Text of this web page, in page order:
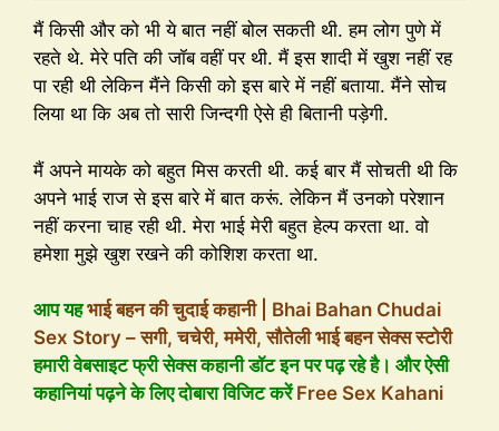
मैं किसी और को भी ये बात नहीं बोल सकती थी. हम लोग पुणे में
रहते थे. मेरे पति की जॉब वहीं पर थी. मैं इस शादी में खुश नहीं रह
पा रही थी लेकिन मैंने किसी को इस बारे में नहीं बताया. मैंने सोच
लिया था कि अब तो सारी जिन्दगी ऐसे ही बितानी पड़ेगी.
मैं अपने मायके को बहुत मिस करती थी. कई बार मैं सोचती थी कि
अपने भाई राज से इस बारे में बात करूं. लेकिन मैं उनको परेशान
नहीं करना चाह रही थी. मेरा भाई मेरी बहुत हेल्प करता था. वो
हमेशा मुझे खुश रखने की कोशिश करता था.
आप यहभाई बहन की चुदाई कहानी | Bhai Bahan Chudai
Sex Story – सगी, चचेरी, ममेरी, सौतेली भाई बहन सेक्स स्टोरी
हमारी वेबसाइट फ्री सेक्स कहानी डॉट इन पर पढ़ रहे है। और ऐसी
कहानियां पढ़ने के लिए दोबारा विजिट करेंFree Sex Kahani